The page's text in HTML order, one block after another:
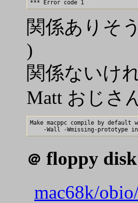
関係ありそ
)
関係ないけ
Matt おじさ
Make macppc compile by default
＠ floppy
mac68k/